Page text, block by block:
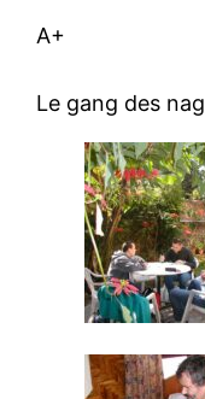
A+
Le gang des